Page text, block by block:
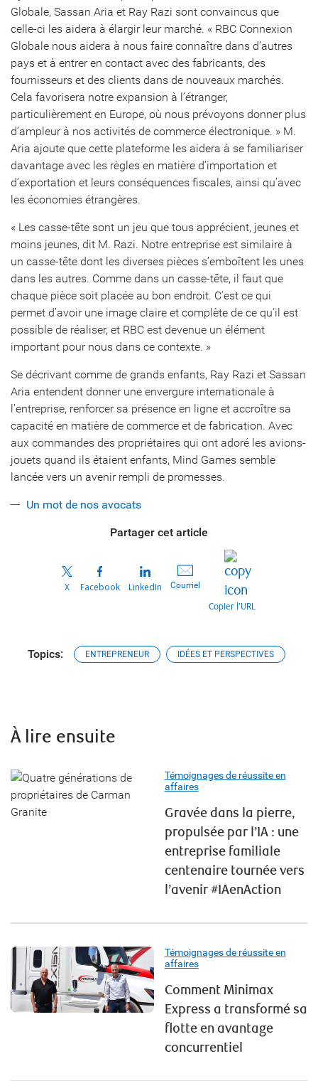
Globale, Sassan Aria et Ray Razi sont convaincus que
celle-ci les aidera à élargir leur marché. « RBC Connexion
Globale nous aidera à nous faire connaître dans d’autres
pays et à entrer en contact avec des fabricants, des
fournisseurs et des clients dans de nouveaux marchés.
Cela favorisera notre expansion à l’étranger,
particulièrement en Europe, où nous prévoyons donner plus
d’ampleur à nos activités de commerce électronique. » M.
Aria ajoute que cette plateforme les aidera à se familiariser
davantage avec les règles en matière d’importation et
d’exportation et leurs conséquences fiscales, ainsi qu’avec
les économies étrangères.
« Les casse-tête sont un jeu que tous apprécient, jeunes et
moins jeunes, dit M. Razi. Notre entreprise est similaire à
un casse-tête dont les diverses pièces s’emboîtent les unes
dans les autres. Comme dans un casse-tête, il faut que
chaque pièce soit placée au bon endroit. C’est ce qui
permet d’avoir une image claire et complète de ce qu’il est
possible de réaliser, et RBC est devenue un élément
important pour nous dans ce contexte. »
Se décrivant comme de grands enfants, Ray Razi et Sassan
Aria entendent donner une envergure internationale à
l’entreprise, renforcer sa présence en ligne et accroître sa
capacité en matière de commerce et de fabrication. Avec
aux commandes des propriétaires qui ont adoré les avions-
jouets quand ils étaient enfants, Mind Games semble
lancée vers un avenir rempli de promesses.
Un mot de nos avocats
Partager cet article
X Facebook LinkedIn Courriel
Copier l’URL
Topics: ENTREPRENEUR IDÉES ET PERSPECTIVES
À lire ensuite
Témoignages de réussite en
affaires
Gravée dans la pierre,
propulsée par l’IA : une
entreprise familiale
centenaire tournée vers
l’avenir #IAenAction
Témoignages de réussite en
affaires
Comment Minimax
Express a transformé sa
flotte en avantage
concurrentiel